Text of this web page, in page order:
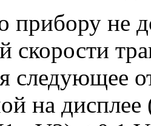
прибору не
скорости
следующее
на